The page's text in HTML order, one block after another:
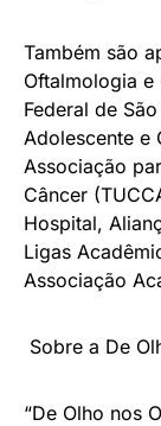
Também são
Oftalmologia e
Federal de
Adolescente e
Associação
Câncer
Hospital,
Ligas
Associação
Sobre a De
“De Olho nos